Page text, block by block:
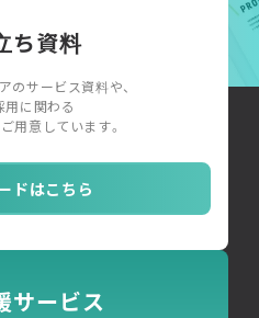
ち資料
のサービス資料や、
用に関わる
用意しています。
ドはこちら
サービス